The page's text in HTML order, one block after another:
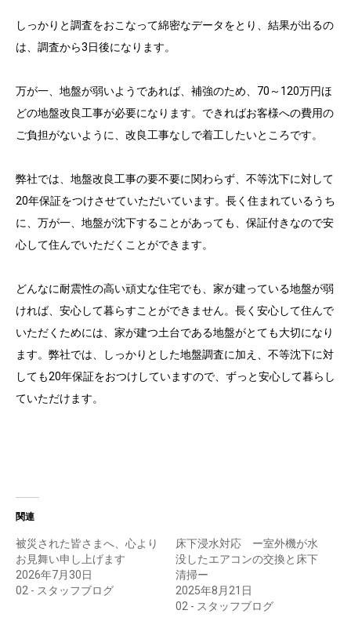
しっかりと調査をおこなって綿密なデータをとり、結果が出るの
は、調査から3日後になります。
万が一、地盤が弱いようであれば、補強のため、70～120万円ほ
どの地盤改良工事が必要になります。できればお客様への費用の
ご負担がないように、改良工事なしで着工したいところです。
弊社では、地盤改良工事の要不要に関わらず、不等沈下に対して
20年保証をつけさせていただいています。長く住まれているうち
に、万が一、地盤が沈下することがあっても、保証付きなので安
心して住んでいただくことができます。
どんなに耐震性の高い頑丈な住宅でも、家が建っている地盤が弱
ければ、安心して暮らすことができません。長く安心して住んで
いただくためには、家が建つ土台である地盤がとても大切になり
ます。弊社では、しっかりとした地盤調査に加え、不等沈下に対
しても20年保証をおつけしていますので、ずっと安心して暮らし
ていただけます。
関連
被災された皆さまへ、心より
お見舞い申し上げます
2026年7月30日
02 - スタッフブログ
床下浸水対応 ー室外機が水
没したエアコンの交換と床下
清掃ー
2025年8月21日
02 - スタッフブログ